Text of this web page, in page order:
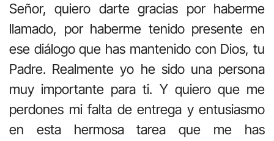
Señor, quiero darte gracias por haberme
llamado, por haberme tenido presente en
ese diálogo que has mantenido con Dios, tu
Padre. Realmente yo he sido una persona
muy importante para ti. Y quiero que me
perdones mi falta de entrega y entusiasmo
en esta hermosa tarea que me has